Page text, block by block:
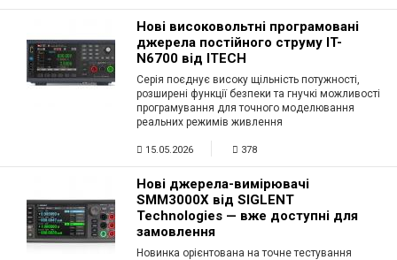
Нові високовольтні програмовані
джерела постійного струму IT-
N6700 від ITECH
Серія поєднує високу щільність потужності,
розширені функції безпеки та гнучкі можливості
програмування для точного моделювання
реальних режимів живлення
15.05.2026 378
Нові джерела-вимірювачі
SMM3000X від SIGLENT
Technologies — вже доступні для
замовлення
Новинка орієнтована на точне тестування